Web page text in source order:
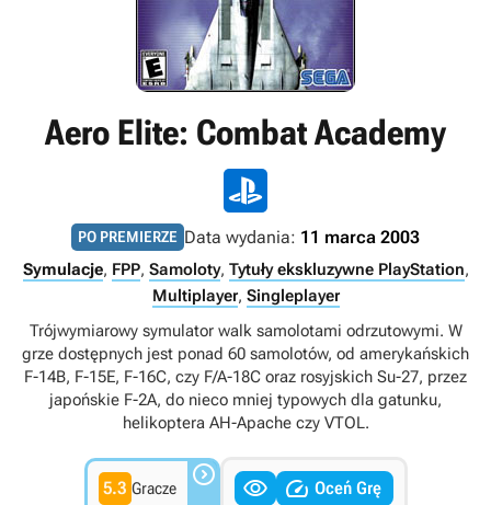
Aero Elite: Combat Academy
PO PREMIERZE Data wydania: 11 marca 2003
Symulacje, FPP, Samoloty, Tytuły ekskluzywne PlayStation,
Multiplayer, Singleplayer
Trójwymiarowy symulator walk samolotami odrzutowymi. W
grze dostępnych jest ponad 60 samolotów, od amerykańskich
F-14B, F-15E, F-16C, czy F/A-18C oraz rosyjskich Su-27, przez
japońskie F-2A, do nieco mniej typowych dla gatunku,
helikoptera AH-Apache czy VTOL.
5.3 Gracze    Oceń Grę